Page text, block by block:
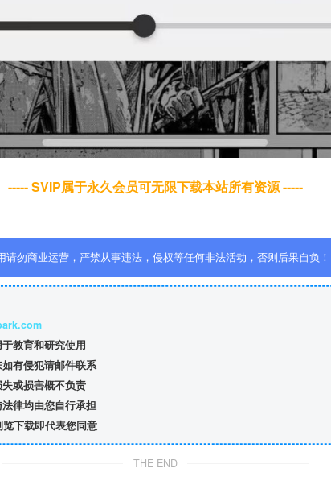
----- SVIP属于永久会员可无限下载本站所有资源 -----
勿商业运营，严禁从事违法，侵权等任何非法活动，否则后果自负！
教育和研究使用
有侵犯请邮件联系
或损害概不负责
律均由您自行承担
下载即代表您同意
THE END